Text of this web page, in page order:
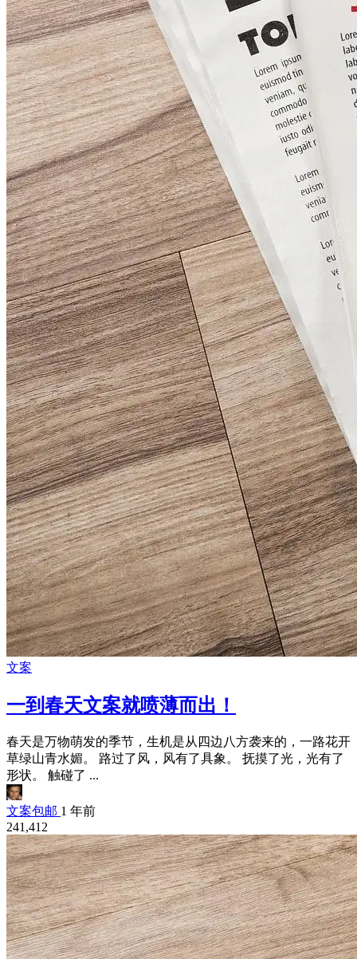
文案
一到春天文案就喷薄而出！
春天是万物萌发的季节，生机是从四边八方袭来的，一路花开
草绿山青水媚。 路过了风，风有了具象。 抚摸了光，光有了
形状。 触碰了 ...
文案包邮 1 年前
241,412